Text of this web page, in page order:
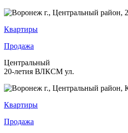
Квартиры
Продажа
Центральный
20-летия ВЛКСМ ул.
Квартиры
Продажа